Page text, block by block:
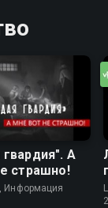
А
страшно!
Информация